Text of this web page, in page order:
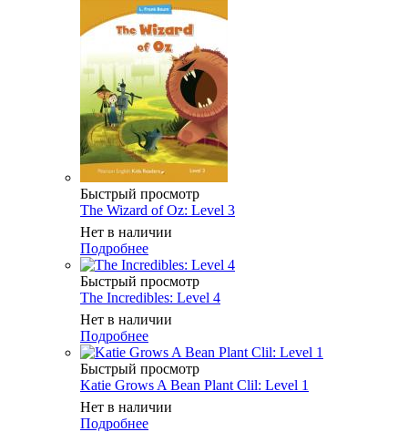
Быстрый просмотр
The Wizard of Oz: Level 3
Нет в наличии
Подробнее
Быстрый просмотр
The Incredibles: Level 4
Нет в наличии
Подробнее
Быстрый просмотр
Katie Grows A Bean Plant Clil: Level 1
Нет в наличии
Подробнее